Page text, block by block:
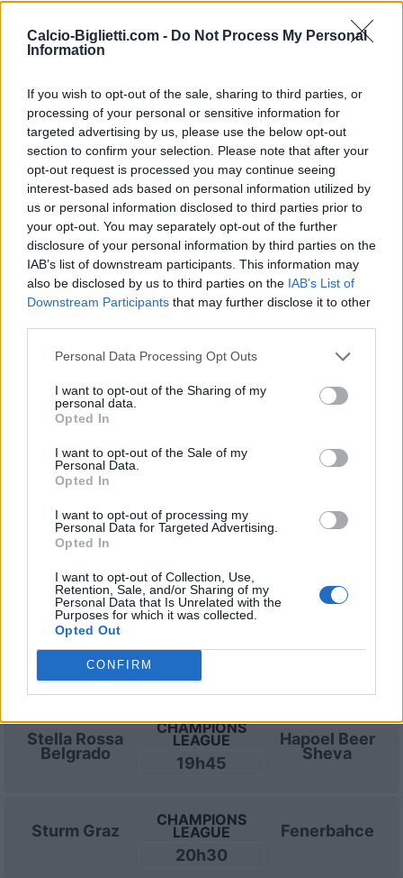
Calcio-Biglietti.com - Do Not Process My Personal
Information
If you wish to opt-out of the sale, sharing to third parties, or
processing of your personal or sensitive information for
targeted advertising by us, please use the below opt-out
section to confirm your selection. Please note that after your
opt-out request is processed you may continue seeing
interest-based ads based on personal information utilized by
us or personal information disclosed to third parties prior to
your opt-out. You may separately opt-out of the further
disclosure of your personal information by third parties on the
IAB’s list of downstream participants. This information may
also be disclosed by us to third parties on the IAB’s List of
Downstream Participants that may further disclose it to other
Personal Data Processing Opt Outs
I want to opt-out of the Sharing of my
personal data.
Opted In
I want to opt-out of the Sale of my
Personal Data.
Opted In
I want to opt-out of processing my
Personal Data for Targeted Advertising.
Opted In
I want to opt-out of Collection, Use,
Retention, Sale, and/or Sharing of my
Personal Data that Is Unrelated with the
Purposes for which it was collected.
Opted Out
CONFIRM
Rennes
AMICHEVOLE
Brentford
Chelsea
AMICHEVOLE
19h00
AC Milan
Cagliari
AMICHEVOLE
19h30
Nizza
Maiorca
AMICHEVOLE
21h00
SV
Elversberg
Liverpool
Marsiglia
17h30 Bilbao
Martedì 11 agosto
Bodo Glimt LEAGUE Union Saint-
Stella Rossa
Belgrado
CHAMPIONS
LEAGUE
19h45
Hapoel Beer
Sheva
Sturm Graz
CHAMPIONS
LEAGUE
20h30
Fenerbahce